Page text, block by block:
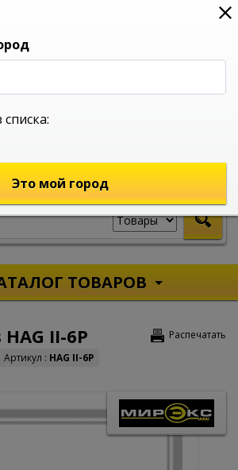
0
МАГАЗИН
ТОВАРОВ
Распечатать
II-6P
Артикул : HAG II-6P
Это мой город